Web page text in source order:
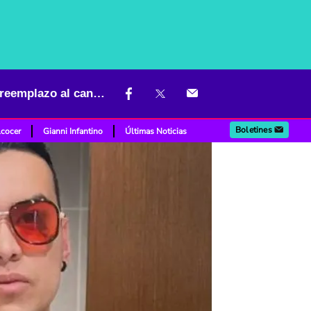
Trabajador de Yeison Jiménez se opuso a 'reality' para encontrarle reemplazo al cantante
Gianni Infantino Últimas Noticias Boletines